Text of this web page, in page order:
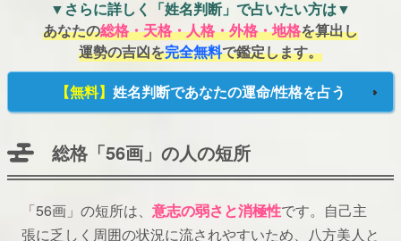
▼さらに詳しく「姓名判断」で占いたい方は▼
あなたの総格・天格・人格・外格・地格を算出し
運勢の吉凶を完全無料で鑑定します。
【無料】 姓名判断であなたの運命/性格を占う
総格「56画」の人の短所
「56画」の短所は、 意志の弱さと消極性です。自己主
張に乏しく周囲の状況に流されやすいため、八方美人と